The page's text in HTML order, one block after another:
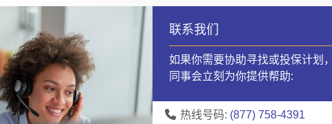
联系我们
如果你需要协助寻找或投保计划
同事会立刻为你提供帮助:
热线号码: (877) 758-4391